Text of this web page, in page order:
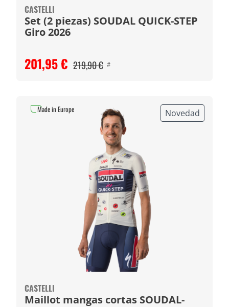
CASTELLI
Set (2 piezas) SOUDAL QUICK-STEP
Giro 2026
201,95 € 219,90 € #
Novedad
CASTELLI
Maillot mangas cortas SOUDAL-
Made in Europe